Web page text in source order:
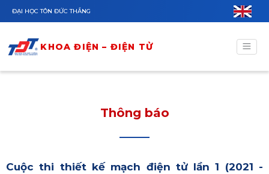
Nhảy đến nội dung
ĐẠI HỌC TÔN ĐỨC THẮNG
KHOA ĐIỆN – ĐIỆN TỬ
Thông báo
Cuộc thi thiết kế mạch điện tử lần 1 (2021 -